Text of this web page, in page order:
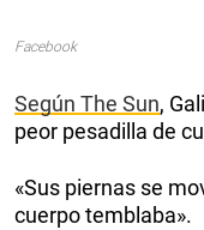
Facebook
Según The Sun,
peor pesadilla de
«Sus piernas se
cuerpo temblaba».